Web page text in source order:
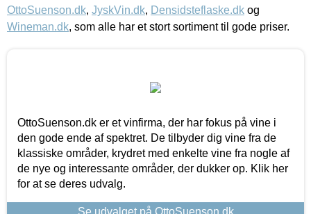
OttoSuenson.dk, JyskVin.dk, Densidsteflaske.dk og
Wineman.dk, som alle har et stort sortiment til gode priser.
OttoSuenson.dk er et vinfirma, der har fokus på vine i
den gode ende af spektret. De tilbyder dig vine fra de
klassiske områder, krydret med enkelte vine fra nogle af
de nye og interessante områder, der dukker op. Klik her
for at se deres udvalg.
Se udvalget på OttoSuenson.dk